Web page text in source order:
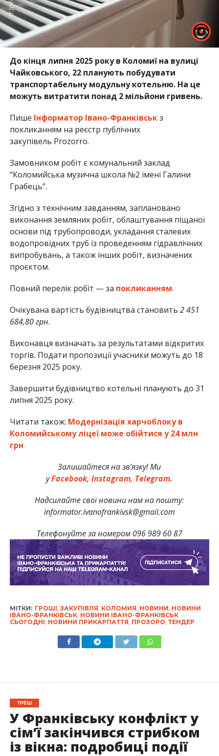
До кінця липня 2025 року в Коломиї на вулиці
Чайковського, 22 планують побудувати
транспортабельну модульну котельню. На це
можуть витратити понад 2 мільйони гривень.
Пише Інформатор Івано-Франківськз
покликанням на реєстр публічних
закупівель Prozorro.
Замовником робіт є комунальний заклад
“Коломийська музична школа №2 імені Галини
Грабець”.
Згідно з технічним завданням, заплановано
виконання земляних робіт, облаштування піщаної
основи під трубопроводи, укладання сталевих
водопровідних труб із проведенням гідравлічних
випробувань, а також інших робіт, визначених
проєктом.
Повний перелік робіт — за покликанням.
Очікувана вартість будівництва становить 2 451
684,80 грн.
Виконавця визначать за результатами відкритих
торгів. Подати пропозиції учасники можуть до 18
березня 2025 року.
Завершити будівництво котельні планують до 31
липня 2025 року.
Читати також: Модернізація харчоблоку в
Коломийському ліцеї може обійтися у 24 млн
грн
Залишайтеся на зв’язку! Ми
уFacebook, Instagram, Telegram.
Надсилайте свої новини нам на пошту:
informator.ivanofrankivsk@gmail.com
Телефонуйте за номером 096 989 60 87
МІТКИ: ГРОШІ ЗАКУПІВЛЯ КОЛОМИЯ НОВИНИ НОВИНИ
ІВАНО-ФРАНКІВСЬК, НОВИНИ ІВАНО-ФРАНКІВСЬК
СЬОГОДНІ НОВИНИ ПРИКАРПАТТЯ ПРОЗОРО ТЕНДЕР
ТРЕШ
У Франківську конфлікт у
сім’ї закінчився стрибком
із вікна: подробиці події